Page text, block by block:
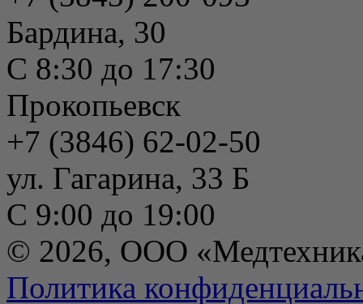
Бардина, 30
С 8:30 до 17:30
Прокопьевск
+7 (3846) 62-02-50
ул. Гагарина, 33 Б
С 9:00 до 19:00
© 2026, ООО
Политика